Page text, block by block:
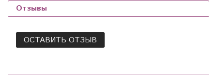
Отзывы
ОСТАВИТЬ ОТЗЫВ